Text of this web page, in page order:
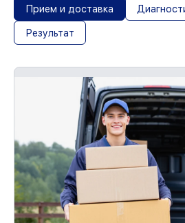
Прием и доставка
Результат